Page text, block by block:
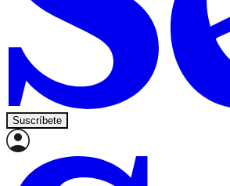
Suscríbete